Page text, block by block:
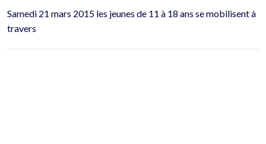
Samedi 21 mars 2015 les jeunes de 11 à 18 ans se mobilisent à
travers